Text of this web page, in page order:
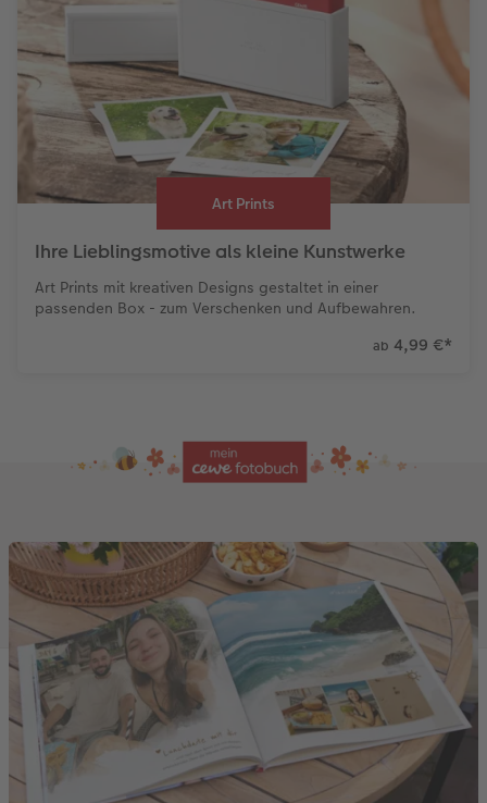
Art Prints
Ihre Lieblingsmotive als kleine Kunstwerke
Art Prints mit kreativen Designs gestaltet in einer
passenden Box - zum Verschenken und Aufbewahren.
ab 4,99 €*